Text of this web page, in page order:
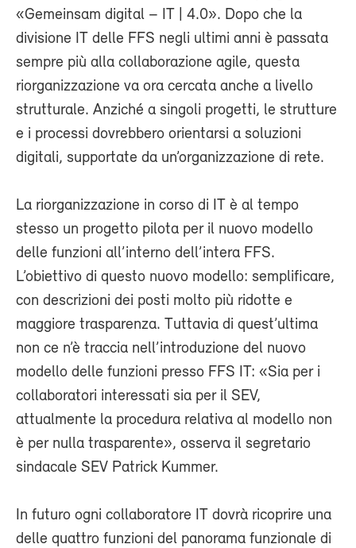
«Gemeinsam digital – IT | 4.0». Dopo che la
divisione IT delle FFS negli ultimi anni è passata
sempre più alla collaborazione agile, questa
riorganizzazione va ora cercata anche a livello
strutturale. Anziché a singoli progetti, le strutture
e i processi dovrebbero orientarsi a soluzioni
digitali, supportate da un’organizzazione di rete.
La riorganizzazione in corso di IT è al tempo
stesso un progetto pilota per il nuovo modello
delle funzioni all’interno dell’intera FFS.
L’obiettivo di questo nuovo modello: semplificare,
con descrizioni dei posti molto più ridotte e
maggiore trasparenza. Tuttavia di quest’ultima
non ce n’è traccia nell’introduzione del nuovo
modello delle funzioni presso FFS IT: «Sia per i
collaboratori interessati sia per il SEV,
attualmente la procedura relativa al modello non
è per nulla trasparente», osserva il segretario
sindacale SEV Patrick Kummer.
In futuro ogni collaboratore IT dovrà ricoprire una
delle quattro funzioni del panorama funzionale di